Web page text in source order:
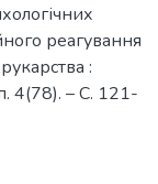
реагування
:
4(78). – С. 121-